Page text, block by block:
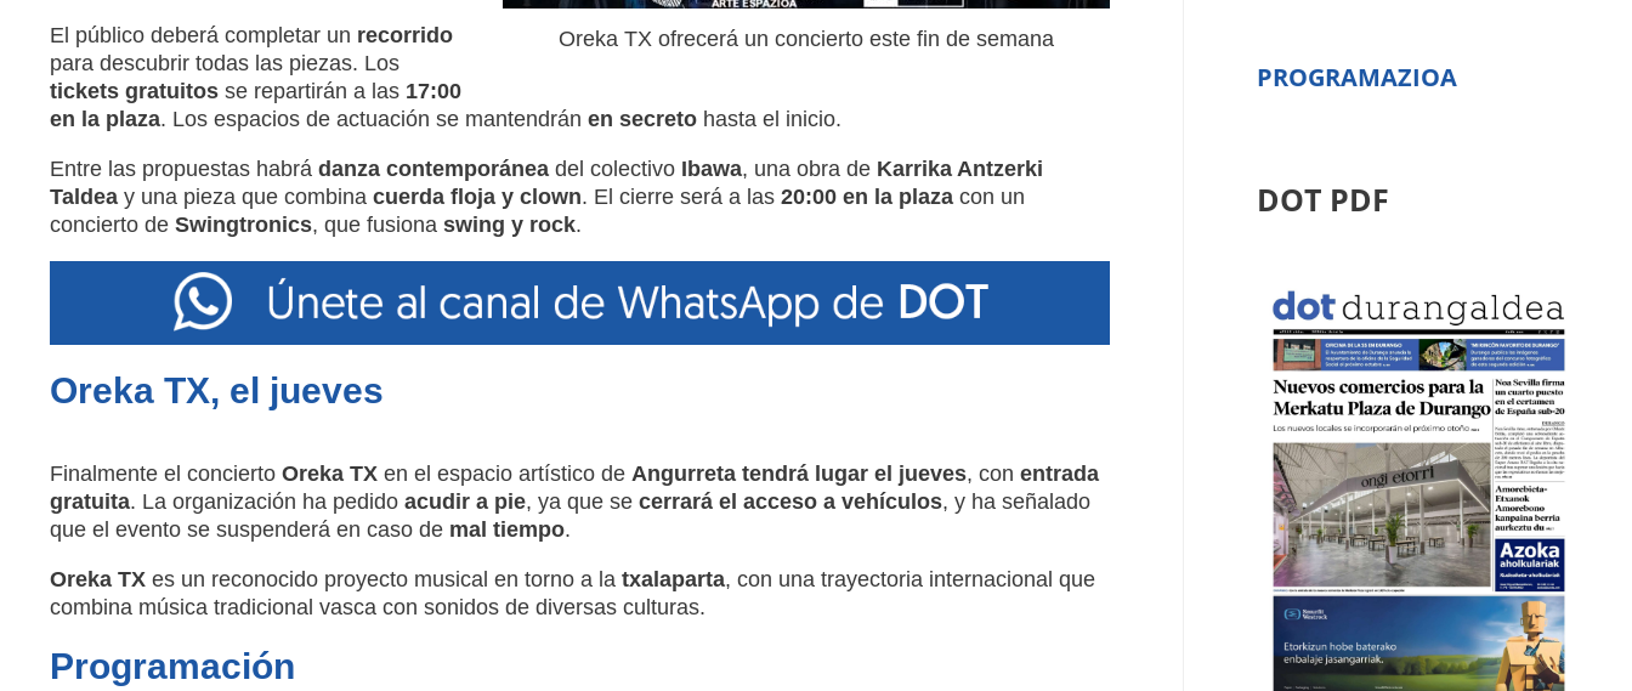
Oreka TX ofrecerá un concierto este fin de semana
El público deberá completar un recorrido
para descubrir todas las piezas. Los
tickets gratuitosse repartirán a las 17:00
en la plaza. Los espacios de actuación se mantendrán en secretohasta el inicio.
Entre las propuestas habrá danza contemporáneadel colectivo Ibawa, una obra de Karrika Antzerki
Taldeay una pieza que combina cuerda floja y clown. El cierre será a las 20:00 en la plazacon un
concierto de Swingtronics, que fusiona swing y rock.
Oreka TX, el jueves
Finalmente el concierto Oreka TX en el espacio artístico de Angurreta tendrá lugar el jueves, con entrada
gratuita. La organización ha pedido acudir a pie, ya que se cerrará el acceso a vehículos, y ha señalado
que el evento se suspenderá en caso de mal tiempo.
Oreka TXes un reconocido proyecto musical en torno a la txalaparta, con una trayectoria internacional que
combina música tradicional vasca con sonidos de diversas culturas.
Programación
PROGRAMAZIOA
DOT PDF